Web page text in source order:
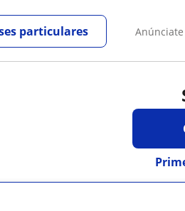
Anúnciate
particulares